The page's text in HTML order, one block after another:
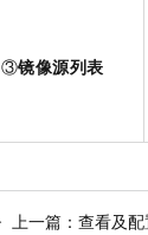
③镜像源列表
上一篇： 查看及